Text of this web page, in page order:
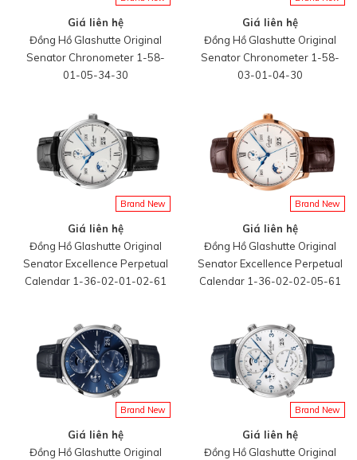
Giá liên hệ
Đồng Hồ Glashutte Original
Senator Chronometer 1-58-
01-05-34-30
Giá liên hệ
Đồng Hồ Glashutte Original
Senator Chronometer 1-58-
03-01-04-30
Brand New
Giá liên hệ
Đồng Hồ Glashutte Original
Senator Excellence Perpetual
Calendar 1-36-02-01-02-61
Brand New
Giá liên hệ
Đồng Hồ Glashutte Original
Senator Excellence Perpetual
Calendar 1-36-02-02-05-61
Brand New
Giá liên hệ
Đồng Hồ Glashutte Original
Brand New
Giá liên hệ
Đồng Hồ Glashutte Original